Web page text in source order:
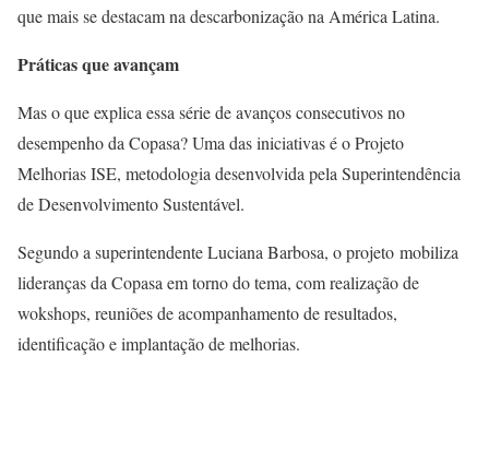
que mais se destacam na descarbonização na América Latina.
Práticas que avançam
Mas o que explica essa série de avanços consecutivos no
desempenho da Copasa? Uma das iniciativas é o Projeto
Melhorias ISE, metodologia desenvolvida pela Superintendência
de Desenvolvimento Sustentável.
Segundo a superintendente Luciana Barbosa, o projeto mobiliza
lideranças da Copasa em torno do tema, com realização de
wokshops, reuniões de acompanhamento de resultados,
identificação e implantação de melhorias.